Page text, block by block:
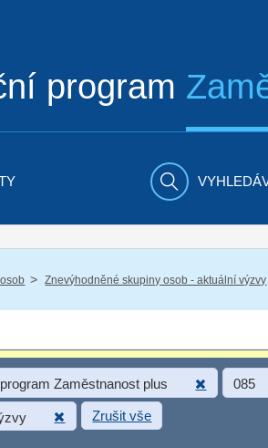
program
/ Znevýhodněné skupiny osob - aktuální výzvy
Zaměstnanost plus 085
Zrušit vše